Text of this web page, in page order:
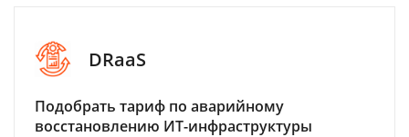
DRaaS
Подобрать тариф по аварийному
восстановлению ИТ-инфраструктуры